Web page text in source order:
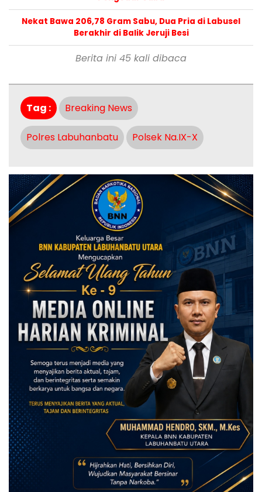
Nekat Bawa 206,78 Gram Sabu, Dua Pria di Labusel
Berakhir di Balik Jeruji Besi
Berita ini 45 kali dibaca
Tag : Breaking News
Polres Labuhanbatu Polsek Na.IX-X